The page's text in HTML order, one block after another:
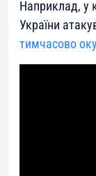
Наприклад, у
України
тимчасово